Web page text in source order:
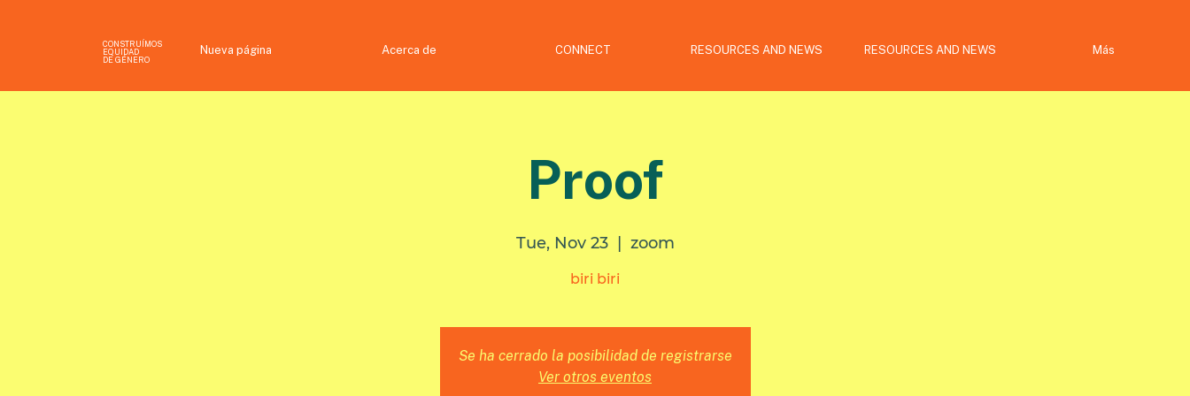
Nueva página Acerca de CONNECT RESOURCES AND NEWS RESOURCES AND NEWS Más
CONSTRUÍMOS
EQUIDAD
DE GÉNERO
Proof
Tue, Nov 23
  |
zoom
biri biri
Se ha cerrado la posibilidad de registrarse
Ver otros eventos